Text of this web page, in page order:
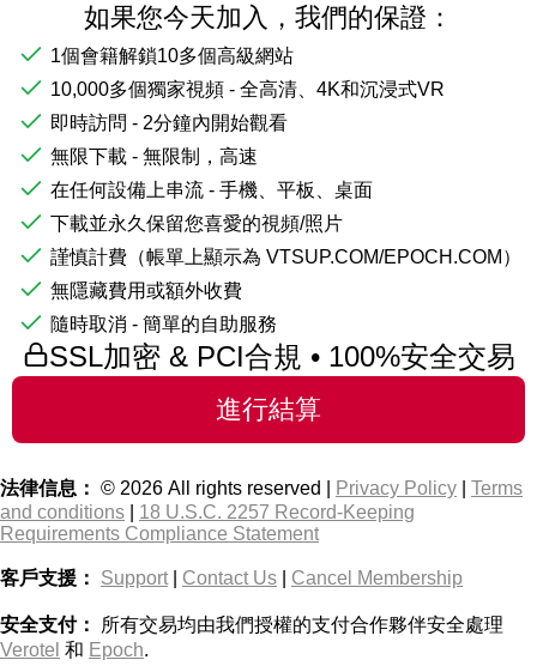
如果您今天加入，我們的保證：
1個會籍解鎖10多個高級網站
10,000多個獨家視頻 - 全高清、4K和沉浸式VR
即時訪問 - 2分鐘內開始觀看
無限下載 - 無限制，高速
在任何設備上串流 - 手機、平板、桌面
下載並永久保留您喜愛的視頻/照片
謹慎計費（帳單上顯示為 VTSUP.COM/EPOCH.COM）
無隱藏費用或額外收費
隨時取消 - 簡單的自助服務
SSL加密 & PCI合規 • 100%安全交易
法律信息： © 2026 All rights reserved | Privacy Policy
Terms
and conditions
18 U.S.C. 2257 Record-Keeping
Requirements Compliance Statement
客戶支援： Support Contact Us Cancel Membership
安全支付：
所有交易均由我們授權的支付合作夥伴安全處理
Verotel 和 Epoch.